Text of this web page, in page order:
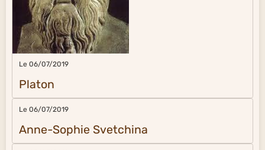
Le 06/07/2019
Platon
Le 06/07/2019
Anne-Sophie Svetchina